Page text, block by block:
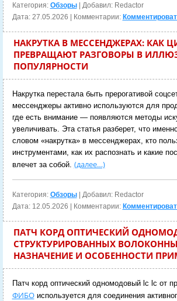
Категория: Обзоры| Добавил: Redactor
Дата: 27.05.2026 | Комментарии:
НАКРУТКА В МЕССЕНДЖЕРАХ: КАК
ПРЕВРАЩАЮТ РАЗГОВОРЫ В
ПОПУЛЯРНОСТИ
Накрутка перестала быть прерогативой
мессенджеры активно используются для
где есть внимание — появляются методы
увеличивать. Эта статья разберет, что
словом «накрутка» в мессенджерах, кто
инструментами, как их распознать и какие
влечет за собой. (далее…)
Категория: Обзоры| Добавил: Redactor
Дата: 12.05.2026 | Комментарии:
ПАТЧ КОРД ОПТИЧЕСКИЙ
СТРУКТУРИРОВАННЫХ
НАЗНАЧЕНИЕ И ОСОБЕННОСТИ
Патч корд оптический одномодовый lc lc от
ФИБОиспользуется для соединения